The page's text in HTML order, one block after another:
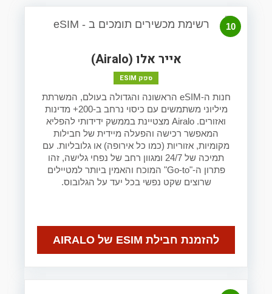
10
אייר אלו (Airalo)
ספק ESIM
חנות ה-eSIM הראשונה והגדולה בעולם, המשרתת
מיליוני משתמשים עם כיסוי נרחב ב-200+ מדינות
ואזורים. Airalo מצטיינת בממשק ידידותי להפליא
המאפשר רכישה והפעלה מיידית של חבילות
מקומיות, אזוריות (כמו כל אירופה) או גלובליות. עם
תמיכה של 24/7 ומגוון רחב של נפחי גלישה, זהו
פתרון ה-"Go-to" המוכח והאמין ביותר למטיילים
שרוצים שקט נפשי בכל יעד על הגלובוס.
להזמנת חבילת ESIM של AIRALO